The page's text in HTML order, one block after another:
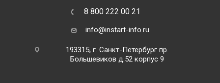
8 800 222 00 21
info@instart-info.ru
193315, г. Санкт-Петербург пр.
Большевиков д.52 корпус 9